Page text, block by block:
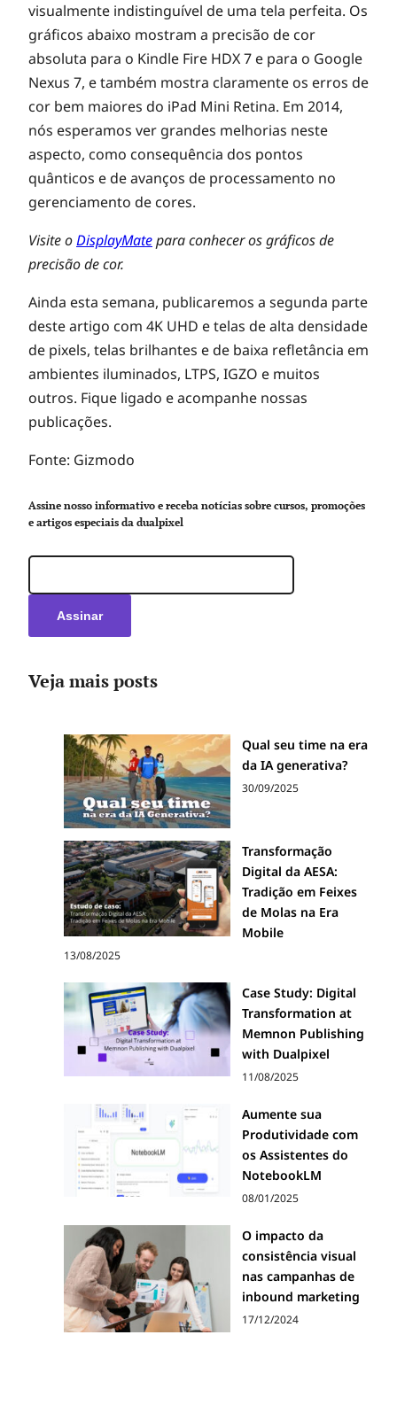
visualmente indistinguível de uma tela perfeita. Os
gráficos abaixo mostram a precisão de cor
absoluta para o Kindle Fire HDX 7 e para o Google
Nexus 7, e também mostra claramente os erros de
cor bem maiores do iPad Mini Retina. Em 2014,
nós esperamos ver grandes melhorias neste
aspecto, como consequência dos pontos
quânticos e de avanços de processamento no
gerenciamento de cores.
Visite oDisplayMatepara conhecer os gráficos de
precisão de cor.
Ainda esta semana, publicaremos a segunda parte
deste artigo com 4K UHD e telas de alta densidade
de pixels, telas brilhantes e de baixa refletância em
ambientes iluminados, LTPS, IGZO e muitos
outros. Fique ligado e acompanhe nossas
publicações.
Fonte: Gizmodo
Assine nosso informativo e receba notícias sobre cursos, promoções
e artigos especiais da dualpixel
Veja mais posts
Qual seu time na era
da IA generativa?
30/09/2025
Transformação
Digital da AESA:
Tradição em Feixes
de Molas na Era
Mobile
13/08/2025
Case Study: Digital
Transformation at
Memnon Publishing
with Dualpixel
11/08/2025
Aumente sua
Produtividade com
os Assistentes do
NotebookLM
08/01/2025
O impacto da
consistência visual
nas campanhas de
inbound marketing
17/12/2024